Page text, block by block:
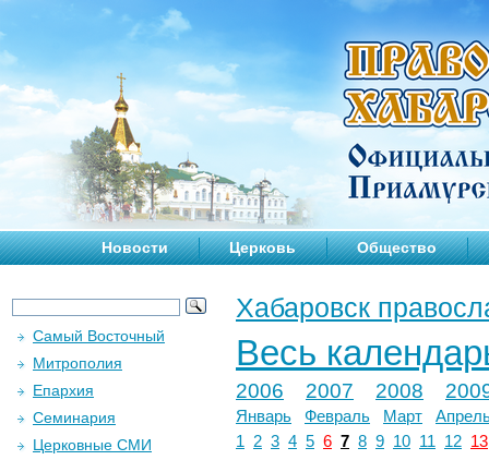
Новости Церковь Общество
Хабаровск
Весь
2006 2007 2008
Январь Февраль Март
1
2 3 4 5 6 7 8 9 10 11 12 13
Самый Восточный
Митрополия
Епархия
Семинария
Церковные СМИ